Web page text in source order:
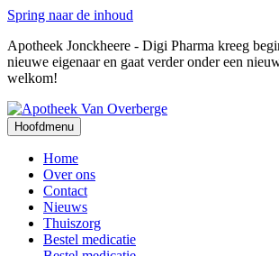
Spring naar de inhoud
Apotheek Jonckheere - Digi Pharma kreeg
nieuwe eigenaar en gaat verder onder een
welkom!
Hoofdmenu
Home
Over ons
Contact
Nieuws
Thuiszorg
Bestel medicatie